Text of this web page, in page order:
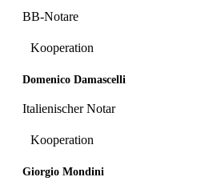
BB-Notare
Kooperation
Domenico Damascelli
Italienischer Notar
Kooperation
Giorgio Mondini